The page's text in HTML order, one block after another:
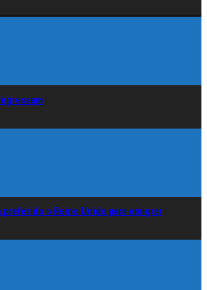
preferido o Reino Unido para emigrar